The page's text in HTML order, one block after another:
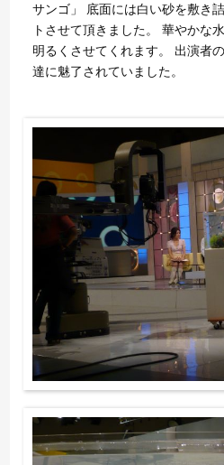
サンゴ」 底面には白い砂を敷き
トさせて頂きました。 華やかな
明るくさせてくれます。 出演者
達に魅了されていました。